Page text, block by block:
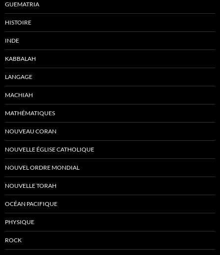
GUEMATRIA
HISTOIRE
INDE
KABBALAH
LANGAGE
MACHIAH
MATHÉMATIQUES
NOUVEAU CORAN
NOUVELLE ÉGLISE CATHOLIQUE
NOUVEL ORDRE MONDIAL
NOUVELLE TORAH
OCÉAN PACIFIQUE
PHYSIQUE
ROCK